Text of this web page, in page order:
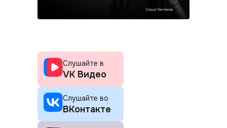
Слушайте в
VK Видео
Слушайте во
ВКонтакте